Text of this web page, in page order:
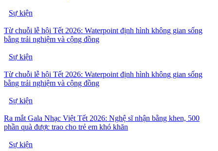
Sự kiện
Từ chuỗi lễ hội Tết 2026: Waterpoint định hình không gian sống
bằng trải nghiệm và cộng đồng
Sự kiện
Từ chuỗi lễ hội Tết 2026: Waterpoint định hình không gian sống
bằng trải nghiệm và cộng đồng
Sự kiện
Ra mắt Gala Nhạc Việt Tết 2026: Nghệ sĩ nhận bằng khen, 500
phần quà được trao cho trẻ em khó khăn
Sự kiện